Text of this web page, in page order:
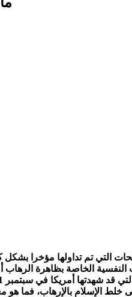
التي تم تداولها مؤخرا
الخاصة بظاهرة الرهاب
خلط الإسلام بالإرهاب، فما هو